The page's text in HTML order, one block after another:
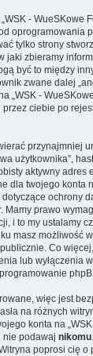
- WueSKowe
oprogramowania
tylko strony
jaki zbieramy
być to między
zwane dalej
„WSK -
przez ciebie po
przynajmniej
użytkownika”,
aktywny
dla twojego konta
ochrony
Mamy prawo
i to my ustalamy
masz możliwość
Co
lub wyłączenia
więc jest
na różnych
konta na
nie podawaj nikomu
poprosi cię